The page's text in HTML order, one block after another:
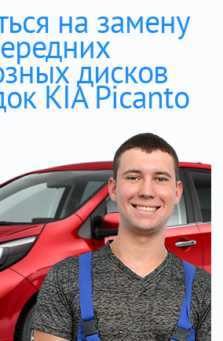
на замену
дисков
KIA Picanto